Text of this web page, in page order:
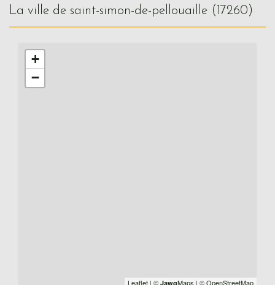
la ville de saint-simon-de-pellouaille (17260)
+
−
Leaflet | © JawgMaps | © OpenStreetMap